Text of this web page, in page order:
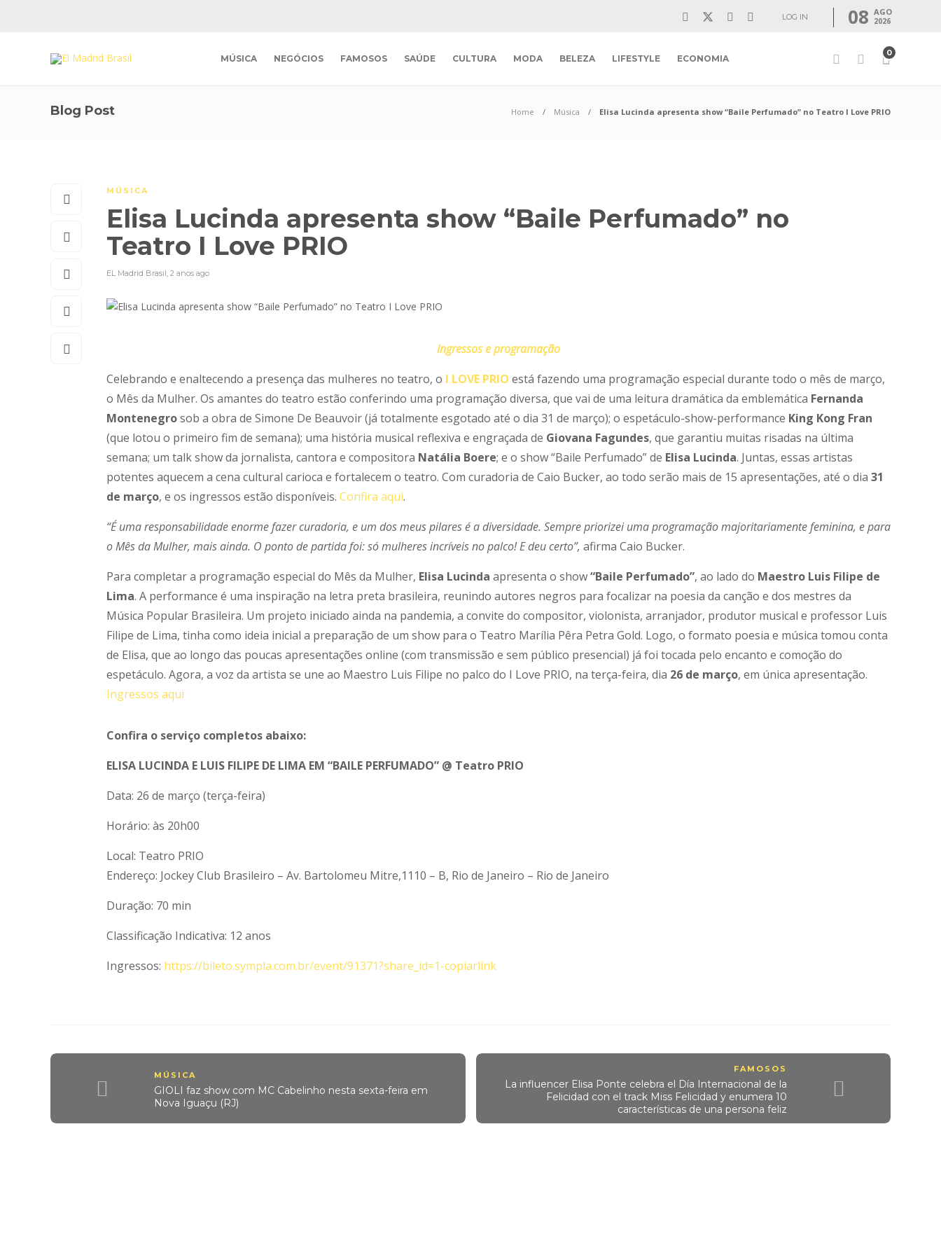
LOG IN 08 AGO
2026
MÚSICA NEGÓCIOS FAMOSOS SAÚDE CULTURA MODA BELEZA LIFESTYLE ECONOMIA
0
Blog Post Home Música Elisa Lucinda apresenta show “Baile Perfumado” no Teatro I Love PRIO
MÚSICA
Elisa Lucinda apresenta show “Baile Perfumado” no
Teatro I Love PRIO
EL Madrid Brasil, 2 anos ago
Ingressos e programação
Celebrando e enaltecendo a presença das mulheres no teatro, o I LOVE PRIO está fazendo uma programação especial durante todo o mês de março,
o Mês da Mulher. Os amantes do teatro estão conferindo uma programação diversa, que vai de uma leitura dramática da emblemática Fernanda
Montenegrosob a obra de Simone De Beauvoir (já totalmente esgotado até o dia 31 de março); o espetáculo-show-performance King Kong Fran
(que lotou o primeiro fim de semana); uma história musical reflexiva e engraçada de Giovana Fagundes, que garantiu muitas risadas na última
semana; um talk show da jornalista, cantora e compositora Natália Boere; e o show “Baile Perfumado” de Elisa Lucinda. Juntas, essas artistas
potentes aquecem a cena cultural carioca e fortalecem o teatro. Com curadoria de Caio Bucker, ao todo serão mais de 15 apresentações, até o dia 31
de março, e os ingressos estão disponíveis. Confira aqui.
“É uma responsabilidade enorme fazer curadoria, e um dos meus pilares é a diversidade. Sempre priorizei uma programação majoritariamente feminina, e para
o Mês da Mulher, mais ainda. O ponto de partida foi: só mulheres incríveis no palco! E deu certo”, afirma Caio Bucker.
Para completar a programação especial do Mês da Mulher, Elisa Lucinda apresenta o show“Baile Perfumado”, ao lado do Maestro Luis Filipe de
Lima. A performance é uma inspiração na letra preta brasileira, reunindo autores negros para focalizar na poesia da canção e dos mestres da
Música Popular Brasileira. Um projeto iniciado ainda na pandemia, a convite do compositor, violonista, arranjador, produtor musical e professor Luis
Filipe de Lima, tinha como ideia inicial a preparação de um show para o Teatro Marília Pêra Petra Gold. Logo, o formato poesia e música tomou conta
de Elisa, que ao longo das poucas apresentações online (com transmissão e sem público presencial) já foi tocada pelo encanto e comoção do
espetáculo. Agora, a voz da artista se une ao Maestro Luis Filipe no palco do I Love PRIO, na terça-feira, dia 26 de março, em única apresentação.
Ingressos aqui
Confira o serviço completos abaixo:
ELISA LUCINDA E LUIS FILIPE DE LIMA EM “BAILE PERFUMADO” @ Teatro PRIO
Data: 26 de março (terça-feira)
Horário: às 20h00
Local: Teatro PRIO
Endereço: Jockey Club Brasileiro – Av. Bartolomeu Mitre,1110 – B, Rio de Janeiro – Rio de Janeiro
Duração: 70 min
Classificação Indicativa: 12 anos
Ingressos: https://bileto.sympla.com.br/event/91371?share_id=1-copiarlink
MÚSICA
GIOLI faz show com MC Cabelinho nesta sexta-feira em
Nova Iguaçu (RJ)
FAMOSOS
La influencer Elisa Ponte celebra el Día Internacional de la
Felicidad con el track Miss Felicidad y enumera 10
características de una persona feliz